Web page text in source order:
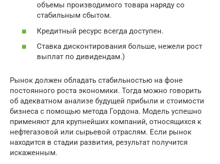
объемы производимого товара наряду со
стабильным сбытом.
Кредитный ресурс всегда доступен.
Ставка дисконтирования больше, нежели рост
выплат по дивидендам.)
Рынок должен обладать стабильностью на фоне
постоянного роста экономики. Тогда можно говорить
об адекватном анализе будущей прибыли и стоимости
бизнеса с помощью метода Гордона. Модель успешно
применяют для крупнейших компаний, относящихся к
нефтегазовой или сырьевой отраслям. Если рынок
находится в стадии развития, результат получится
искаженным.